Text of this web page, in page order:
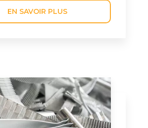
EN SAVOIR PLUS